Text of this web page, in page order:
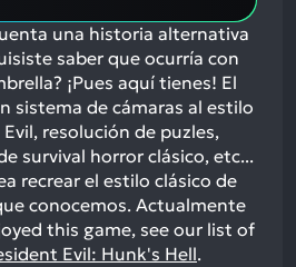
una historia alternativa
saber que ocurría con
¡Pues aquí tienes! El
sistema de cámaras al estilo
resolución de puzles,
survival horror clásico, etc...
recrear el estilo clásico de
conocemos. Actualmente
this game, see our list of
Evil: Hunk's Hell.